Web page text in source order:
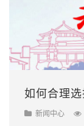
如何合理
新闻中心